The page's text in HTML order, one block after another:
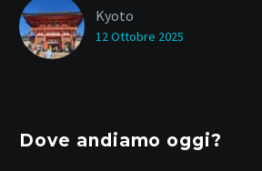
Kyoto
12 Ottobre 2025
Dove andiamo oggi?